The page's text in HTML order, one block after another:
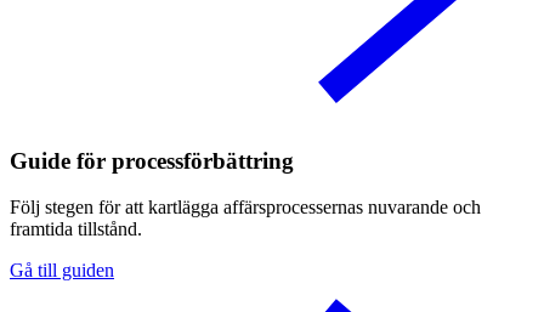
Guide för processförbättring
Följ stegen för att kartlägga affärsprocessernas nuvarande och
framtida tillstånd.
Gå till guiden